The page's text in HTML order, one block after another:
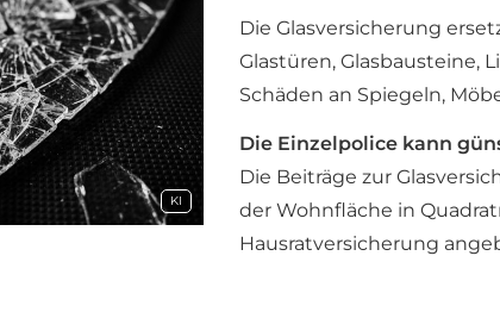
KI
Die Glasversicherung
Glastüren, Glasbausteine,
Schäden an Spiegeln,
Die Einzelpolice kann
Die Beiträge zur
der Wohnfläche in
Haus­rat­ver­si­che­rung